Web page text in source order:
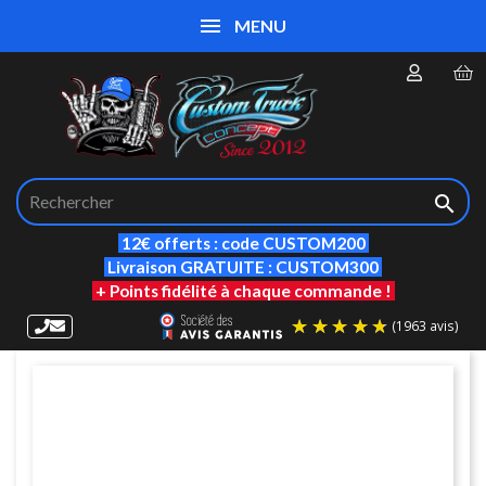

12€ offerts : code CUSTOM200
Livraison GRATUITE : CUSTOM300
+ Points fidélité à chaque commande !
MENU